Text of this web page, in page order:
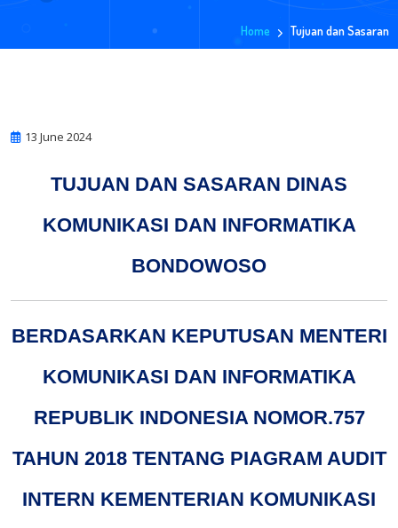
Home Tujuan dan Sasaran
13 June 2024
TUJUAN DAN SASARAN DINAS
KOMUNIKASI DAN INFORMATIKA
BONDOWOSO
BERDASARKAN KEPUTUSAN MENTERI
KOMUNIKASI DAN INFORMATIKA
REPUBLIK INDONESIA NOMOR.757
TAHUN 2018 TENTANG PIAGRAM AUDIT
INTERN KEMENTERIAN KOMUNIKASI